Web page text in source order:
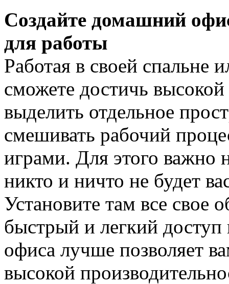
Создайте домашний
для работы
Работая в своей спальне
сможете достичь
выделить отдельное
смешивать рабочий
играми. Для этого важно
никто и ничто не будет
Установите там все свое
быстрый и легкий
офиса лучше позволяет
высокой